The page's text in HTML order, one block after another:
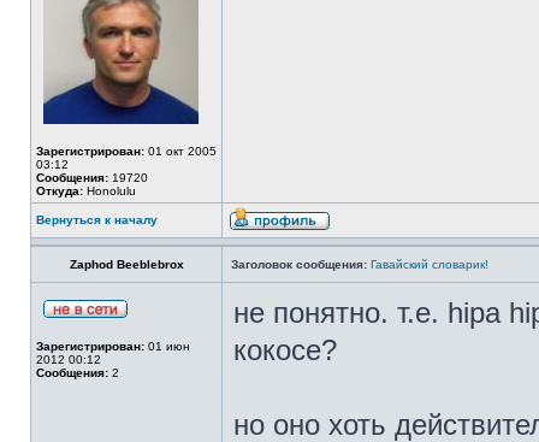
Зарегистрирован: 01 окт 2005
03:12
Сообщения: 19720
Откуда: Honolulu
Вернуться к началу
Zaphod Beeblebrox Заголовок сообщения: Гавайский словарик!
Зарегистрирован: 01 июн
2012 00:12
Сообщения: 2
не понятно. т.е. hipa
кокосе?
но оно хоть